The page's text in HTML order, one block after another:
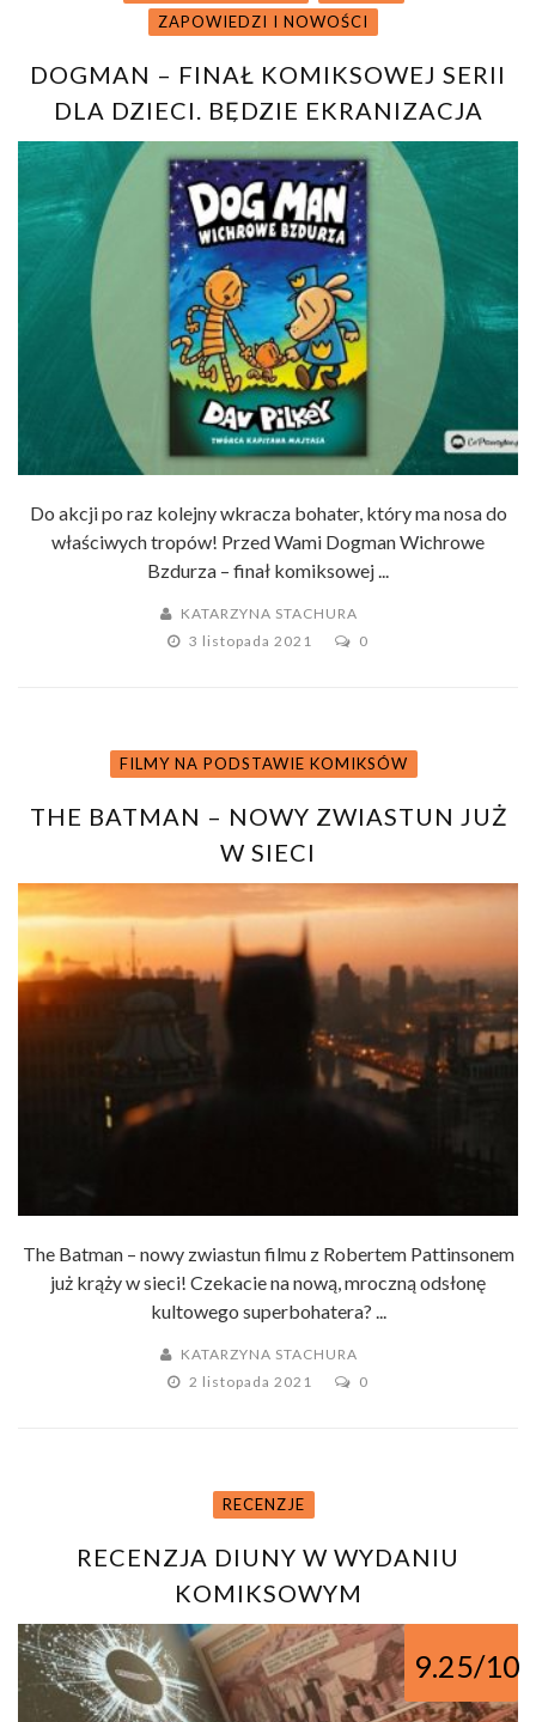
ZAPOWIEDZI I NOWOŚCI
DOGMAN – FINAŁ KOMIKSOWEJ SERII
DLA DZIECI. BĘDZIE EKRANIZACJA
Do akcji po raz kolejny wkracza bohater, który ma nosa do
właściwych tropów! Przed Wami Dogman Wichrowe
Bzdurza – finał komiksowej ...
KATARZYNA STACHURA
3 listopada 2021
0
FILMY NA PODSTAWIE KOMIKSÓW
THE BATMAN – NOWY ZWIASTUN JUŻ
W SIECI
The Batman – nowy zwiastun filmu z Robertem Pattinsonem
już krąży w sieci! Czekacie na nową, mroczną odsłonę
kultowego superbohatera? ...
KATARZYNA STACHURA
2 listopada 2021
0
RECENZJE
RECENZJA DIUNY W WYDANIU
KOMIKSOWYM
9.25/10